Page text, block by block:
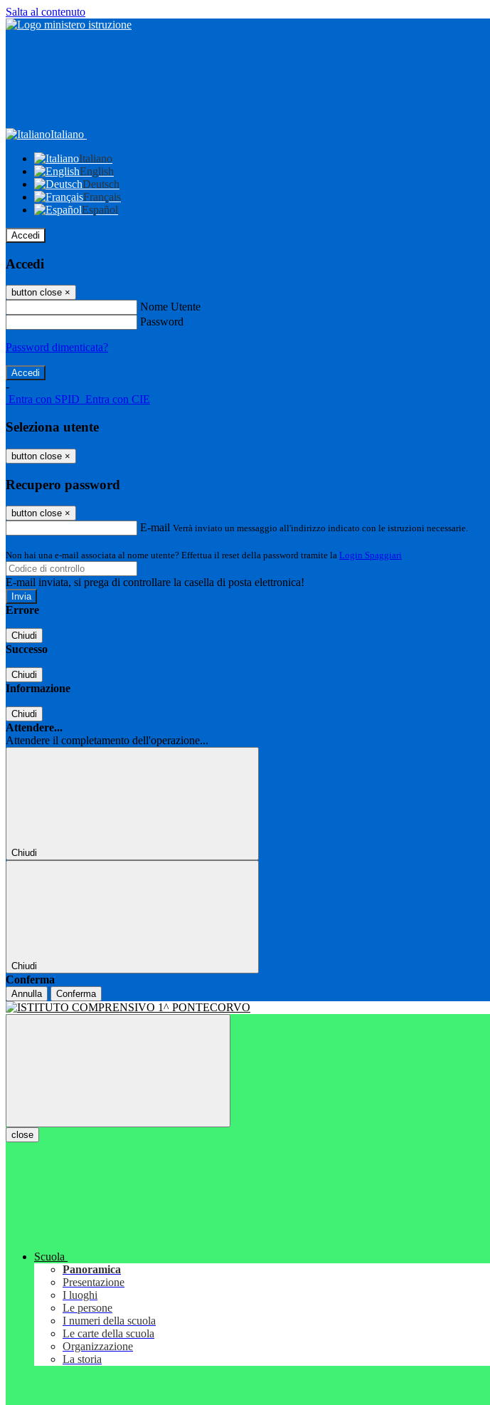
Salta al contenuto
Italiano
Italiano
English
Deutsch
Français
Español
Accedi
Accedi
button close ×
Nome Utente
Password
Password dimenticata?
-
Entra con SPID Entra con CIE
Seleziona utente
button close ×
Recupero password
button close ×
E-mail Verrà inviato un messaggio all'indirizzo indicato con le istruzioni necessarie.
Non hai una e-mail associata al nome utente? Effettua il reset della password tramite la Login Spaggiari
E-mail inviata, si prega di controllare la casella di posta elettronica!
Errore
Chiudi
Successo
Chiudi
Informazione
Chiudi
Attendere...
Attendere il completamento dell'operazione...
Chiudi
Chiudi
Conferma
Annulla Conferma
close
Scuola
Panoramica
Presentazione
I luoghi
Le persone
I numeri della scuola
Le carte della scuola
Organizzazione
La storia